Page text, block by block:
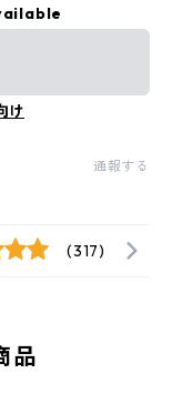
け
通報する
(317)
品